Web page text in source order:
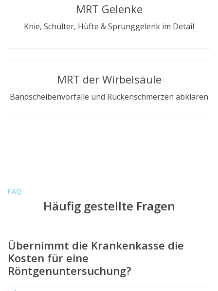
MRT Gelenke
Knie, Schulter, Hüfte & Sprunggelenk im Detail
MRT der Wirbelsäule
Bandscheibenvorfälle und Rückenschmerzen abklären
FAQ
Häufig gestellte Fragen
Übernimmt die Krankenkasse die
Kosten für eine
Röntgenuntersuchung?